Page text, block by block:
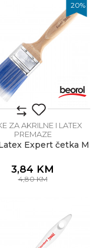
20%
ZA AKRILNE I LATEX
PREMAZE
Expert četka M
3,84 KM
4,80KM